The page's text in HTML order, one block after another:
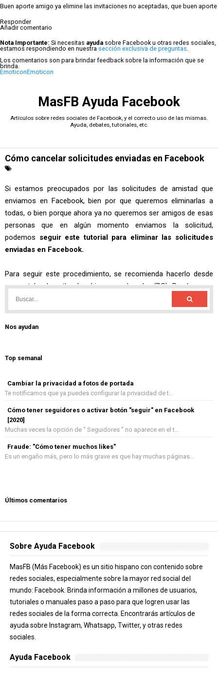
Buen aporte amigo ya elimine las invitaciones no aceptadas, que buen aporte
Responder
Añadir comentario
Nota Importante: Si necesitas ayuda sobre Facebook u otras redes sociales,
estamos respondiendo en nuestra sección exclusiva de preguntas
Los comentarios son para brindar feedback sobre la información que se
brinda.
EmoticonEmoticon
Nos ayudan
Top semanal
Cambiar la privacidad a fotos de portada
Te notificamos que ya puedes configurar la privacidad de t...
Cómo tener seguidores o activar botón "seguir" en Facebook
[2020]
Muchas veces la opción de " Seguidores " no aparece en el t...
Fraude: "Cómo tener muchos likes"
Es un engaño más, pero lo más grave es que hay muchas páginas...
Últimos comentarios
Sobre Ayuda Facebook
MasFB (Más Facebook) es un sitio hispano con contenido sobre
redes sociales, especialmente sobre la mayor red social del
mundo: Facebook. Brinda información a millones de usuarios,
tutoriales o manuales paso a paso para que logren usar las
redes sociales de la forma correcta. Encontrarás artículos de
ayuda sobre Instagram, Whatsapp, Twitter, y otras redes
sociales.
Ayuda Facebook